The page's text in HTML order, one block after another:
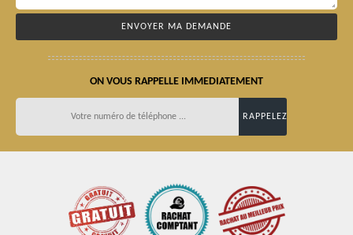
ON VOUS RAPPELLE IMMEDIATEMENT